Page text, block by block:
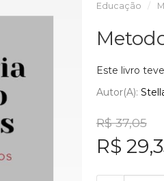
Educação
Este livro
Autor(a):
R$ 37,05
R$